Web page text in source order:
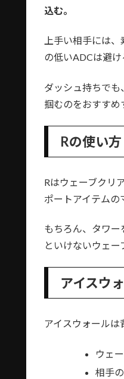
込む。
上手い相手には
の低いADCは避け
ダッシュ持ちで
掴むのをおすすめ
Rの使い方
Rはウェーブクリ
ポートアイテムの
もちろん、タワ
といけないウェー
アイスウ
アイスウォールは
ウェ
相手